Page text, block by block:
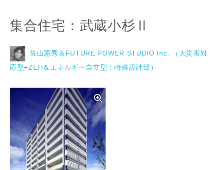
集合住宅：武蔵小杉Ⅱ
佐山憲秀＆FUTURE POWER STUDIO Inc. （大災害対
応型+ZEH＆エネルギー自立型：特殊設計部）